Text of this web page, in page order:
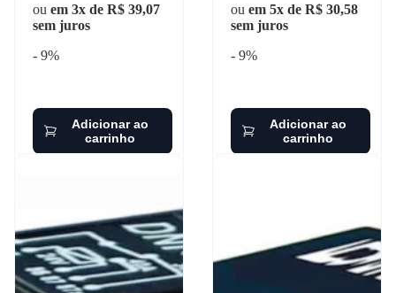
ou em 3x de R$ 39,07
sem juros
- 9%
Adicionar ao
carrinho
ou em 5x de R$ 30,58
sem juros
- 9%
Adicionar ao
carrinho